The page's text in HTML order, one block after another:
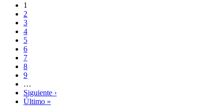
1
2
3
4
5
6
7
8
9
…
Siguiente ›
Último »